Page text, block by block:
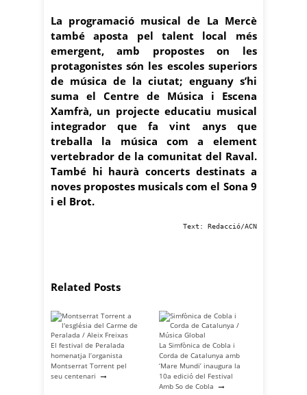
La programació musical de La Mercè
també aposta pel talent local més
emergent, amb propostes on les
protagonistes són les escoles superiors
de música de la ciutat; enguany s’hi
suma el Centre de Música i Escena
Xamfrà, un projecte educatiu musical
integrador que fa vint anys que
treballa la música com a element
vertebrador de la comunitat del Raval.
També hi haurà concerts destinats a
noves propostes musicals com el Sona 9
i el Brot.
Text: Redacció/ACN
Related Posts
El festival de Peralada
homenatja l’organista
Montserrat Torrent pel
seu centenari →
La Simfònica de Cobla i
Corda de Catalunya amb
‘Mare Mundi’ inaugura la
10a edició del Festival
Amb So de Cobla →